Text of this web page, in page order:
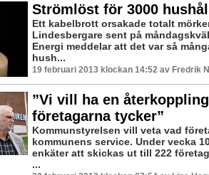
Strömlöst för 3000
Ett kabelbrott orsakade totalt
Lindesbergare sent på
Energi meddelar att det var så
hush...
19 februari 2013 klockan 14:52 av Fredrik
”Vi vill ha en
företagarna tycker”
Kommunstyrelsen vill veta vad
kommunens service. Under vecka
enkäter att skickas ut till 222
...